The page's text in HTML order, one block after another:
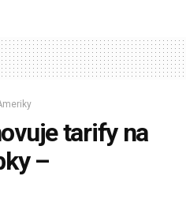
tarify na
–